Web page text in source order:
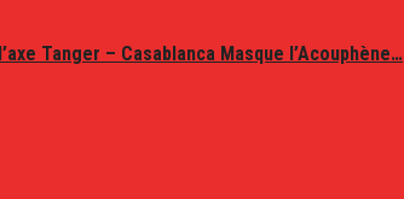
Tanger – Casablanca Masque l’Acouphène…